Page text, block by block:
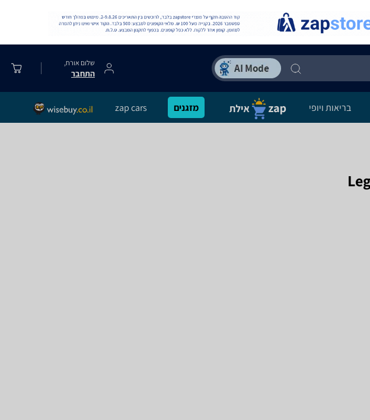
שלום אורח,
התחבר
בריאות ויופי מזגנים zap cars